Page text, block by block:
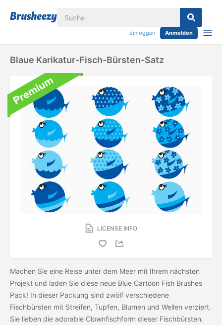
Einloggen Anmelden
Blaue Karikatur-Fisch-Bürsten-Satz
LICENSE INFO
Machen Sie eine Reise unter dem Meer mit Ihrem nächsten
Projekt und laden Sie diese neue Blue Cartoon Fish Brushes
Pack! In dieser Packung sind zwölf verschiedene
Fischbürsten mit Streifen, Tupfen, Blumen und Wellen verziert.
Sie lieben die adorable Clownfischform dieser Fischbürsten.